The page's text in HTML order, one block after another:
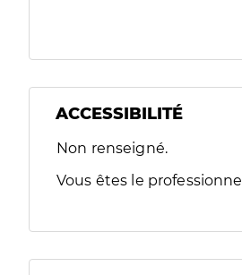
ACCESSIBILITÉ
Filtres
Sélectionnez un ou plusieurs
Non renseigné.
Vous êtes le